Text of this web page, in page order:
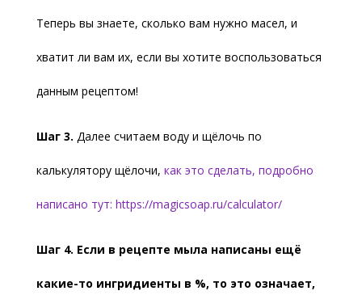
Теперь вы знаете, сколько вам нужно масел, и
хватит ли вам их, если вы хотите воспользоваться
данным рецептом!
Шаг 3. Далее считаем воду и щёлочь по
калькулятору щёлочи, как это сделать, подробно
написано тут: https://magicsoap.ru/calculator/
Шаг 4. Если в рецепте мыла написаны ещё
какие-то ингридиенты в %, то это означает,